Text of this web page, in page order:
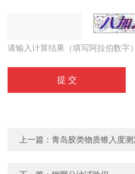
请输入计算结果（填写阿拉伯数字
上一篇：青岛胶类物质锥入度测